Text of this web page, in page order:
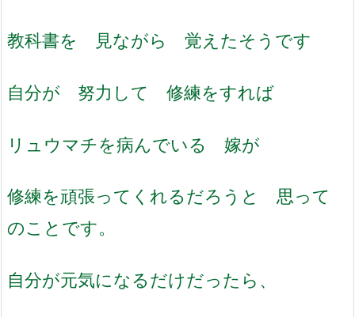
教科書を 見ながら 覚えたそうです
自分が 努力して 修練をすれば
リュウマチを病んでいる 嫁が
修練を頑張ってくれるだろうと 思って
のことです。
自分が元気になるだけだったら、